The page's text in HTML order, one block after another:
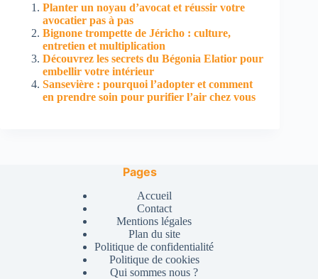
Planter un noyau d’avocat et réussir votre
avocatier pas à pas
Bignone trompette de Jéricho : culture,
entretien et multiplication
Découvrez les secrets du Bégonia Elatior pour
embellir votre intérieur
Sansevière : pourquoi l’adopter et comment
en prendre soin pour purifier l’air chez vous
Pages
Accueil
Contact
Mentions légales
Plan du site
Politique de confidentialité
Politique de cookies
Qui sommes nous ?